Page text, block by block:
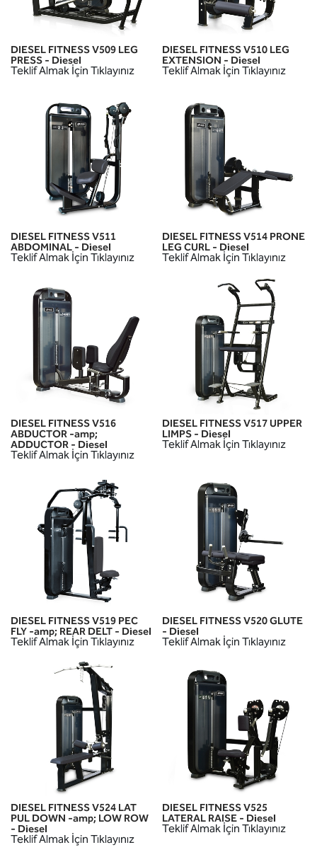
DIESEL FITNESS V509 LEG
PRESS - Diesel
Teklif Almak İçin Tıklayınız
DIESEL FITNESS V510 LEG
EXTENSION - Diesel
Teklif Almak İçin Tıklayınız
DIESEL FITNESS V511
ABDOMINAL - Diesel
Teklif Almak İçin Tıklayınız
DIESEL FITNESS V514 PRONE
LEG CURL - Diesel
Teklif Almak İçin Tıklayınız
DIESEL FITNESS V516
ABDUCTOR -amp;
ADDUCTOR - Diesel
Teklif Almak İçin Tıklayınız
DIESEL FITNESS V517 UPPER
LIMPS - Diesel
Teklif Almak İçin Tıklayınız
DIESEL FITNESS V519 PEC
FLY -amp; REAR DELT - Diesel
Teklif Almak İçin Tıklayınız
DIESEL FITNESS V520 GLUTE
- Diesel
Teklif Almak İçin Tıklayınız
DIESEL FITNESS V524 LAT
PUL DOWN -amp; LOW ROW
- Diesel
Teklif Almak İçin Tıklayınız
DIESEL FITNESS V525
LATERAL RAISE - Diesel
Teklif Almak İçin Tıklayınız